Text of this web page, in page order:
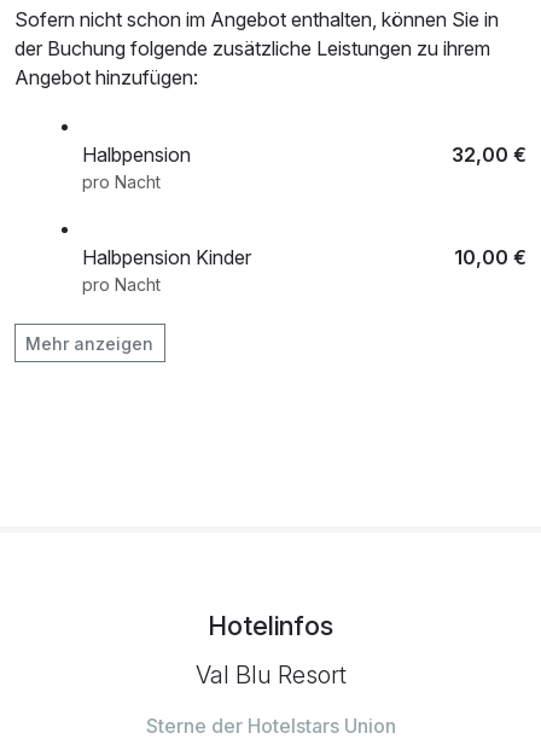
Sofern nicht schon im Angebot enthalten, können Sie in
der Buchung folgende zusätzliche Leistungen zu ihrem
Angebot hinzufügen:
Halbpension 32,00 €
pro Nacht
Halbpension Kinder 10,00 €
pro Nacht
Halbpension Kinder
Mehr anzeigen
Hotelinfos
Val Blu Resort
Sterne der Hotelstars Union